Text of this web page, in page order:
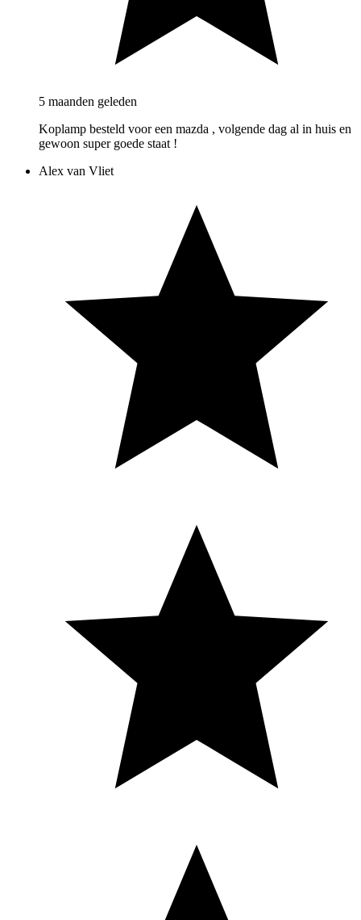
5 maanden geleden
Koplamp besteld voor een mazda , volgende dag al in huis en
gewoon super goede staat !
Alex van Vliet